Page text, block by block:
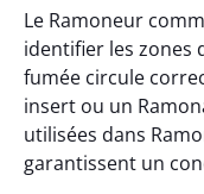
Le Ramoneur
identifier les zones
fumée circule
insert ou un
utilisées dans
garantissent un